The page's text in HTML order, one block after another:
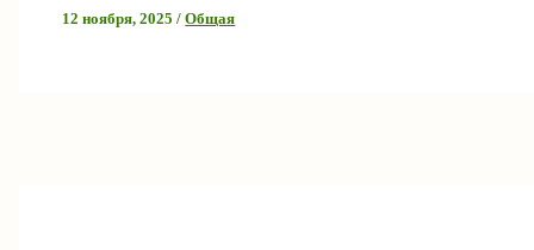
12 ноября, 2025/Общая